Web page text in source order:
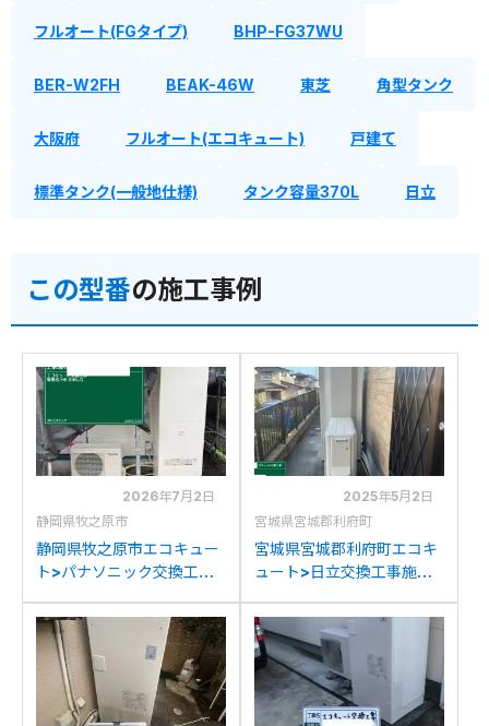
フルオート(FGタイプ) BHP-FG37WU
BER-W2FH BEAK-46W 東芝 角型タンク
大阪府 フルオート(エコキュート) 戸建て
標準タンク(一般地仕様) タンク容量370L 日立
この型番の施工事例
2026年7月2日
静岡県牧之原市
静岡県牧之原市エコキュー
ト>パナソニック交換工事
BHP-FG37WUからパナソ
ニックHE-S46LQSへの交
2025年5月2日
宮城県宮城郡利府町
宮城県宮城郡利府町エコキ
ュート>日立交換工事施工
から日立BHP-FG37WUへ
の交換